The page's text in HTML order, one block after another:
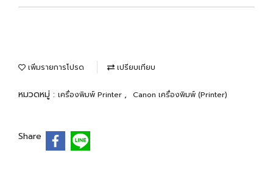
เพิ่มรายการโปรด เปรียบเทียบ
หมวดหมู่ : เครื่องพิมพ์ Printer , Canon เครื่องพิมพ์ (Printer)
Share